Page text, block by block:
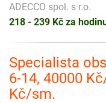
ADECCO spol. s r.o.
218 - 239 Kč za
Specialista
6-14, 40000
Kč/sm.